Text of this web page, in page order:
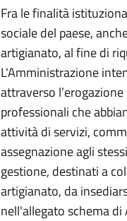
Fra le finalità
sociale del paese,
artigianato, al fine di
L'Amministrazione
attraverso
professionali che
attività di servizi,
assegnazione agli
gestione, destinati a
artigianato, da
nell'allegato schema di